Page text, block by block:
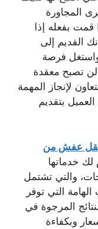
المجاورة
قمت بفعله إذا
القديم إلى
واستغل فرصة
لن تصبح معقدة
لإنجاز المهمة
بتقديم
عفش من
لك خدماتها
والتي تشتمل
التي توفر
المرجوة في
وبكفاءة